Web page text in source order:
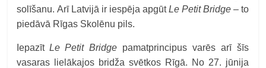
solīšanu. Arī Latvijā ir iespēja apgūtLe Petit Bridge – to
piedāvā Rīgas Skolēnu pils.
IepazītLe Petit Bridge pamatprincipus varēs arī šīs
vasaras lielākajos bridža svētkos Rīgā. No 27. jūnija